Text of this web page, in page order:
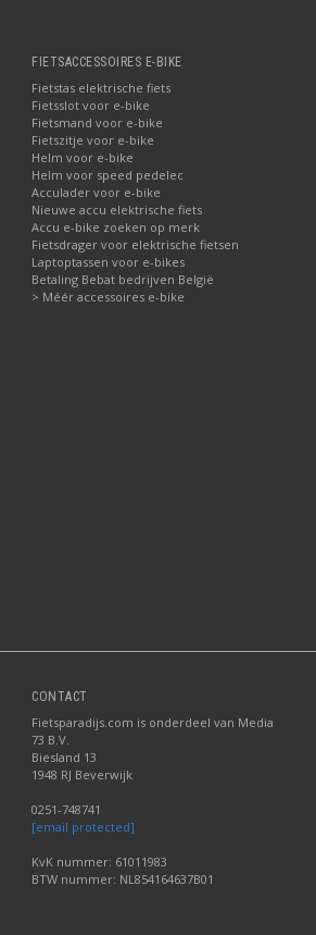
FIETSACCESSOIRES E-BIKE
Fietstas elektrische fiets
Fietsslot voor e-bike
Fietsmand voor e-bike
Fietszitje voor e-bike
Helm voor e-bike
Helm voor speed pedelec
Acculader voor e-bike
Nieuwe accu elektrische fiets
Accu e-bike zoeken op merk
Fietsdrager voor elektrische fietsen
Laptoptassen voor e-bikes
Betaling Bebat bedrijven België
> Méér accessoires e-bike
CONTACT
Fietsparadijs.com is onderdeel van Media
73 B.V.
Biesland 13
1948 RJ Beverwijk
0251-748741
[email protected]
KvK nummer: 61011983
BTW nummer: NL854164637B01